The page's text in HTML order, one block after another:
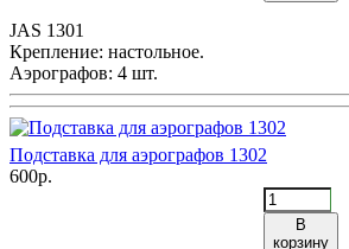
JAS 1301
Крепление: настольное.
Аэрографов: 4 шт.
Подставка для аэрографов 1302
600р.
В
корзину